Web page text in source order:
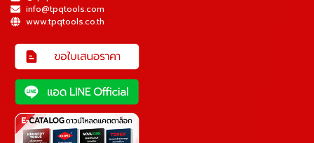
info@tpqtools.com
www.tpqtools.co.th